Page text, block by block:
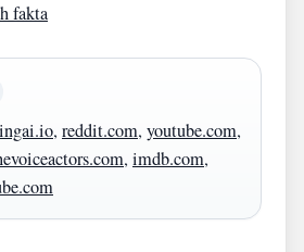
fakta
, reddit.com, youtube.com,
, imdb.com,